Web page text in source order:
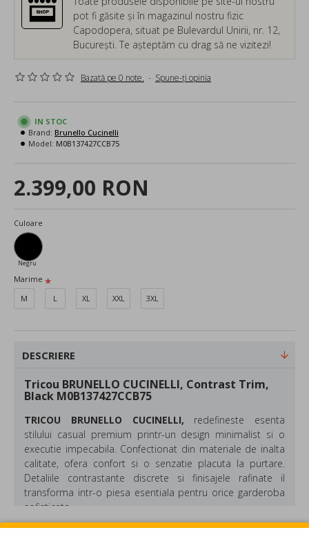
pot fi găsite și în magazinul nostru fizic
Capodopera, situat pe Bulevardul Unirii, nr. 12,
București. Te așteptăm cu drag să ne vizitezi!
Bazată pe 0 note. - Spune-ţi opinia
2.399,00 RON
IN STOC
Brand: Brunello Cucinelli
Model: M0B137427CCB75
Culoare
Negru
Marime
M
L XL XXL 3XL
DESCRIERE
Tricou BRUNELLO CUCINELLI, Contrast Trim,
Black M0B137427CCB75
TRICOU BRUNELLO CUCINELLI, redefineste esenta
stilului casual premium printr-un design minimalist si o
executie impecabila. Confectionat din materiale de inalta
calitate, ofera confort si o senzatie placuta la purtare.
Detaliile contrastante discrete si finisajele rafinate il
transforma intr-o piesa esentiala pentru orice garderoba
sofisticata.
Material: Bumbac